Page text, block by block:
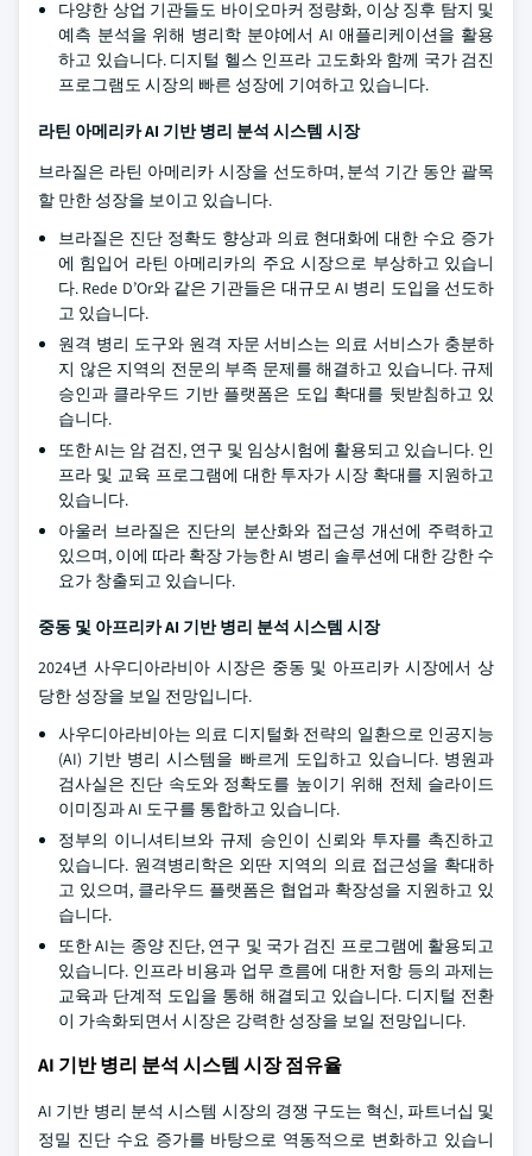
다양한 상업 기관들도 바이오마커 정량화, 이상 징후 탐지 및
예측 분석을 위해 병리학 분야에서 AI 애플리케이션을 활용
하고 있습니다. 디지털 헬스 인프라 고도화와 함께 국가 검진
프로그램도 시장의 빠른 성장에 기여하고 있습니다.
라틴 아메리카 AI 기반 병리 분석 시스템 시장
브라질은 라틴 아메리카 시장을 선도하며, 분석 기간 동안 괄목
할 만한 성장을 보이고 있습니다.
브라질은 진단 정확도 향상과 의료 현대화에 대한 수요 증가
에 힘입어 라틴 아메리카의 주요 시장으로 부상하고 있습니
다. Rede D’Or와 같은 기관들은 대규모 AI 병리 도입을 선도하
고 있습니다.
원격 병리 도구와 원격 자문 서비스는 의료 서비스가 충분하
지 않은 지역의 전문의 부족 문제를 해결하고 있습니다. 규제
승인과 클라우드 기반 플랫폼은 도입 확대를 뒷받침하고 있
습니다.
또한 AI는 암 검진, 연구 및 임상시험에 활용되고 있습니다. 인
프라 및 교육 프로그램에 대한 투자가 시장 확대를 지원하고
있습니다.
아울러 브라질은 진단의 분산화와 접근성 개선에 주력하고
있으며, 이에 따라 확장 가능한 AI 병리 솔루션에 대한 강한 수
요가 창출되고 있습니다.
중동 및 아프리카 AI 기반 병리 분석 시스템 시장
2024년 사우디아라비아 시장은 중동 및 아프리카 시장에서 상
당한 성장을 보일 전망입니다.
사우디아라비아는 의료 디지털화 전략의 일환으로 인공지능
(AI) 기반 병리 시스템을 빠르게 도입하고 있습니다. 병원과
검사실은 진단 속도와 정확도를 높이기 위해 전체 슬라이드
이미징과 AI 도구를 통합하고 있습니다.
정부의 이니셔티브와 규제 승인이 신뢰와 투자를 촉진하고
있습니다. 원격병리학은 외딴 지역의 의료 접근성을 확대하
고 있으며, 클라우드 플랫폼은 협업과 확장성을 지원하고 있
습니다.
또한 AI는 종양 진단, 연구 및 국가 검진 프로그램에 활용되고
있습니다. 인프라 비용과 업무 흐름에 대한 저항 등의 과제는
교육과 단계적 도입을 통해 해결되고 있습니다. 디지털 전환
이 가속화되면서 시장은 강력한 성장을 보일 전망입니다.
AI 기반 병리 분석 시스템 시장 점유율
AI 기반 병리 분석 시스템 시장의 경쟁 구도는 혁신, 파트너십 및
정밀 진단 수요 증가를 바탕으로 역동적으로 변화하고 있습니